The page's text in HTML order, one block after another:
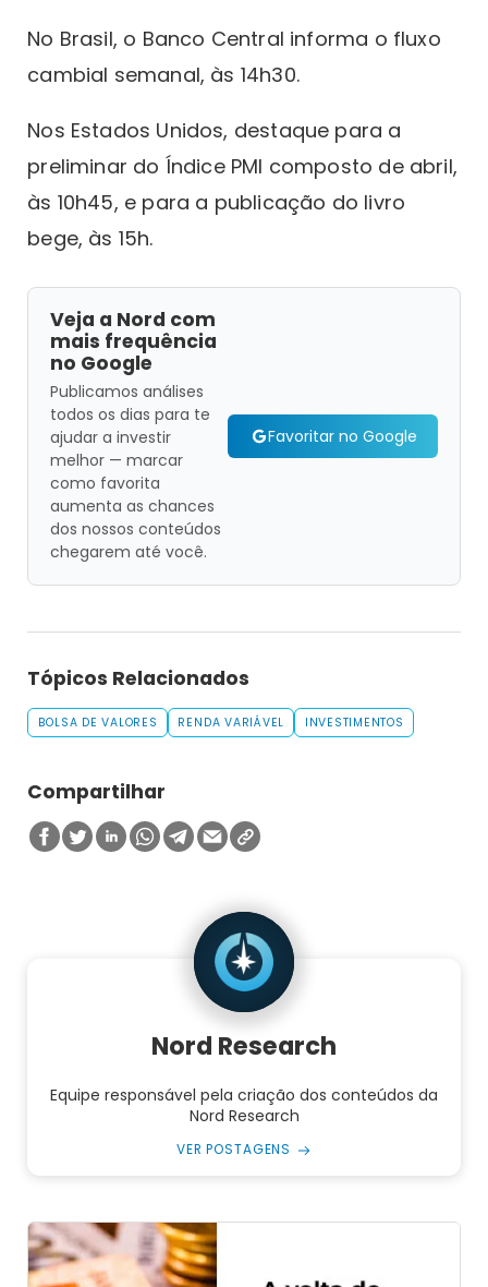
No Brasil, o Banco Central informa o fluxo
cambial semanal, às 14h30.
Nos Estados Unidos, destaque para a
preliminar do Índice PMI composto de abril,
às 10h45, e para a publicação do livro
bege, às 15h.
Veja a Nord com
mais frequência
no Google
Publicamos análises
todos os dias para te
ajudar a investir
melhor — marcar
como favorita
aumenta as chances
dos nossos conteúdos
chegarem até você.
Favoritar no Google
Tópicos Relacionados
BOLSA DE VALORES RENDA VARIÁVEL INVESTIMENTOS
Compartilhar
Nord Research
Equipe responsável pela criação dos conteúdos da
Nord Research
VER POSTAGENS